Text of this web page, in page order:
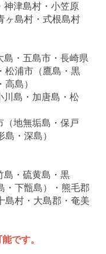
神津島村・小笠原
ヶ島村・式根島村
島・五島市・長崎県
松浦市（鷹島・黒
島）
川島・加唐島・松
（地無垢島・保戸
・深島）
島・硫黄島・黒
・下甑島）・熊毛郡
島村・大島郡・奄美
です。